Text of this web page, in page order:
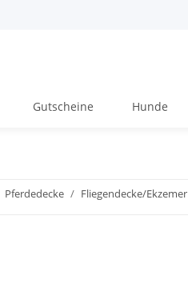
Gutscheine Hunde
Pferdedecke Fliegendecke/Ekzemer